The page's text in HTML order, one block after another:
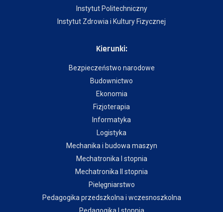
Instytut Politechniczny
Instytut Zdrowia i Kultury Fizycznej
Kierunki:
Bezpieczeństwo narodowe
Budownictwo
Ekonomia
Fizjoterapia
Informatyka
Logistyka
Mechanika i budowa maszyn
Mechatronika I stopnia
Mechatronika II stopnia
Pielęgniarstwo
Pedagogika przedszkolna i wczesnoszkolna